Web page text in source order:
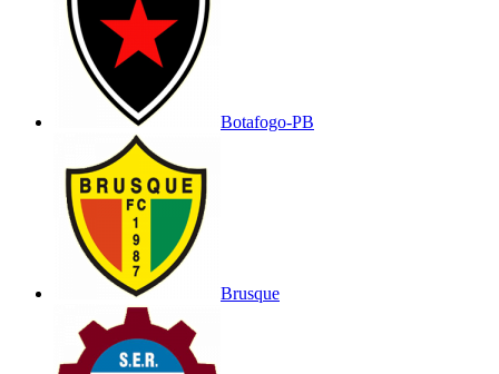
Botafogo-PB
Brusque